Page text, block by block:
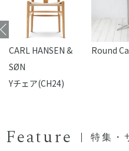
CARL HANSEN &
SØN
Yチェア(CH24)
Round
Feature 特集・